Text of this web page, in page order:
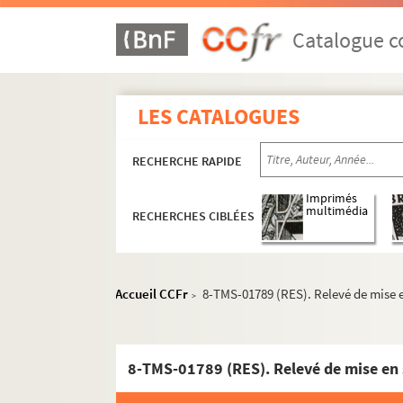
Catalogue
LES CATALOGUES
RECHERCHE RAPIDE
RECHERCHES CIBLÉES
Imprimés
multimédia
Accueil CCFr > 8-TMS-01789 (RES). Relevé de mise
8-TMS-01789 (RES). Relevé de mise en
Alfred Machard. Le petit aiglon : conte
Claude-André Puget. Un petit ange de rien
Tristan Bernard. Le petit café : comédie en 3
Maurice Vaucaire. Petit chagrin : comédie
Henry Meilhac et Ludovic Halévy. Le petit
William Busnach. Le petit Jacques : drame
Jacques Lemaire, Frances Burnett, Joseph
Henri Crisafulli, Victor Bernard. Le petit
G. Médina. La petite bonne à tout faire ou
Gabriel Timmory et Jean Manoussi. Petite